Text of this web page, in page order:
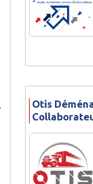
Otis